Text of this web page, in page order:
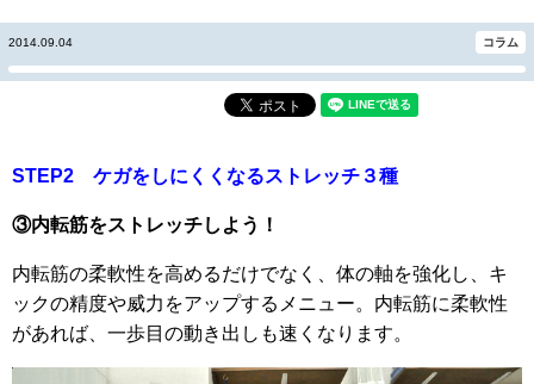
2014.09.04 コラム
STEP2 ケガをしにくくなるストレッチ３種
③内転筋をストレッチしよう！
内転筋の柔軟性を高めるだけでなく、体の軸を強化し、キ
ックの精度や威力をアップするメニュー。内転筋に柔軟性
があれば、一歩目の動き出しも速くなります。